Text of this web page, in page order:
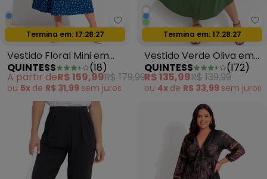
Quintess - Vestido
Oferta relâmpago
Termina em: 17:28:24
Vestido Floral Mini em
Malha Crepe
QUINTESS (18)
A partir deR$ 159,99R$ 179,99
ou 5x de R$ 31,99 sem juros
Oferta relâmpago
Termina em: 17:28:24
Vestido Verde Oliva em
Malha de Viscose
QUINTESS (172)
R$ 135,99R$ 139,99
ou 4x de R$ 33,99 sem juros